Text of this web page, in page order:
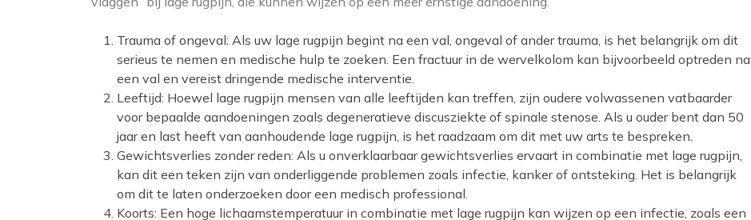
Trauma of ongeval: Als uw lage rugpijn begint na een val, ongeval of ander trauma, is het belangrijk om dit
serieus te nemen en medische hulp te zoeken. Een fractuur in de wervelkolom kan bijvoorbeeld optreden na
een val en vereist dringende medische interventie.
Leeftijd: Hoewel lage rugpijn mensen van alle leeftijden kan treffen, zijn oudere volwassenen vatbaarder
voor bepaalde aandoeningen zoals degeneratieve discusziekte of spinale stenose. Als u ouder bent dan 50
jaar en last heeft van aanhoudende lage rugpijn, is het raadzaam om dit met uw arts te bespreken.
Gewichtsverlies zonder reden: Als u onverklaarbaar gewichtsverlies ervaart in combinatie met lage rugpijn,
kan dit een teken zijn van onderliggende problemen zoals infectie, kanker of ontsteking. Het is belangrijk
om dit te laten onderzoeken door een medisch professional.
Koorts: Een hoge lichaamstemperatuur in combinatie met lage rugpijn kan wijzen op een infectie, zoals een